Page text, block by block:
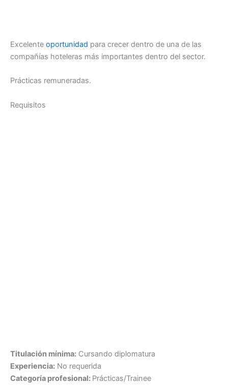
Excelente oportunidad para crecer dentro de una de las
compañías hoteleras más importantes dentro del sector.
Prácticas remuneradas.
Requisitos
Titulación mínima: Cursando diplomatura
Experiencia: No requerida
Categoría profesional: Prácticas/Trainee